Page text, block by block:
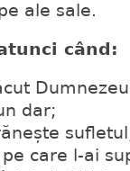
ale sale.
când:
dar;
care l-ai